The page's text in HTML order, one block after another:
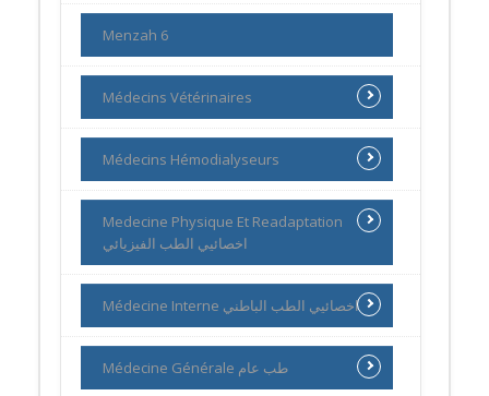
Menzah 6
Médecins Vétérinaires
Médecins Hémodialyseurs
Medecine Physique Et Readaptation
اخصائيي الطب الفيزيائي
Médecine Interne اخصائيي الطب الباطني
Médecine Générale طب عام